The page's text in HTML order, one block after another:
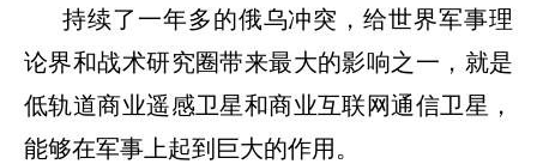
持续了一年多的俄乌冲突，给世界军事理
论界和战术研究圈带来最大的影响之一，就是
低轨道商业遥感卫星和商业互联网通信卫星，
能够在军事上起到巨大的作用。